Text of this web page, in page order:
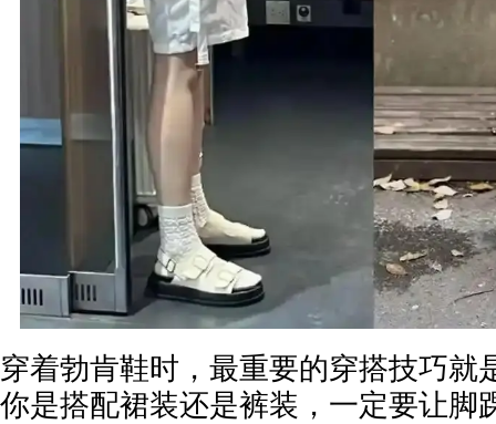
穿着勃肯鞋时，最重要的穿搭技巧就
你是搭配裙装还是裤装，一定要让脚